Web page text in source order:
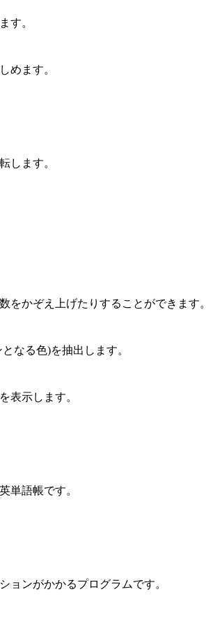
す。
めます。
します。
をかぞえ上げたりすることができます。
なる色)を抽出します。
表示します。
単語帳です。
ョンがかかるプログラムです。